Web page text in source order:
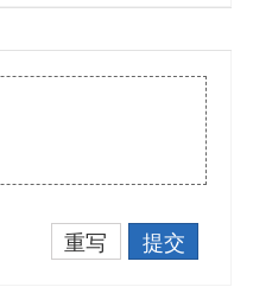
重写
提交